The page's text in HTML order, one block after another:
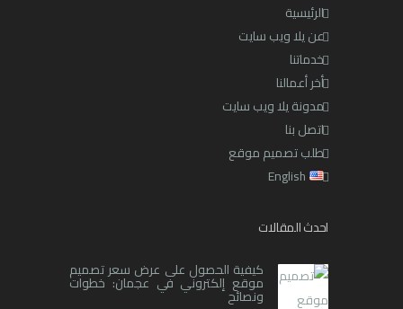
الرئيسية
عن يلا ويب سايت
خدماتنا
أخر أعمالنا
مدونة يلا ويب سايت
اتصل بنا
طلب تصميم موقع
English
احدث المقالات
كيفية الحصول على عرض سعر تصميم
موقع إلكتروني في عجمان: خطوات
ونصائح